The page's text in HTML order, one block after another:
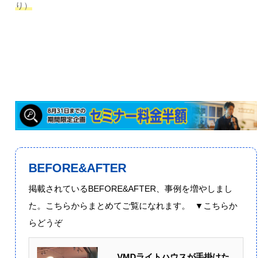
り）
BEFORE&AFTER
掲載されているBEFORE&AFTER、事例を増やしまし
た。こちらからまとめてご覧になれます。 ▼こちらか
らどうぞ